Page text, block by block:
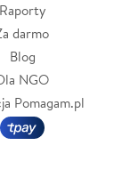
Raporty
darmo
Blog
NGO
Pomagam.pl